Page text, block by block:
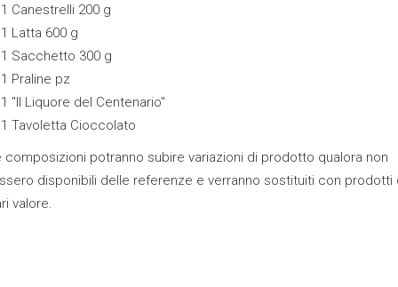
Canestrelli 200 g
Latta 600 g
Sacchetto 300 g
Praline pz
"Il Liquore del Centenario"
Tavoletta Cioccolato
composizioni potranno subire variazioni di prodotto qualora non
disponibili delle referenze e verranno sostituiti con prodotti
valore.